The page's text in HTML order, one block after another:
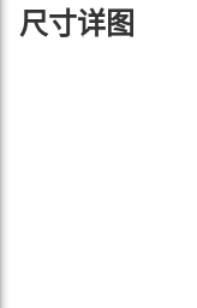
尺寸详图